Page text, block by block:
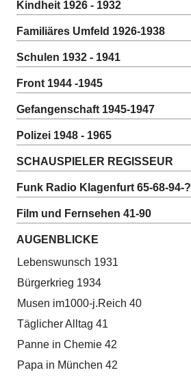
Kindheit 1926 - 1932
Familiäres Umfeld 1926-1938
Schulen 1932 - 1941
Front 1944 -1945
Gefangenschaft 1945-1947
Polizei 1948 - 1965
SCHAUSPIELER REGISSEUR
Funk Radio Klagenfurt 65-68-94-?
Film und Fernsehen 41-90
AUGENBLICKE
Lebenswunsch 1931
Bürgerkrieg 1934
Musen im1000-j.Reich 40
Täglicher Alltag 41
Panne in Chemie 42
Papa in München 42